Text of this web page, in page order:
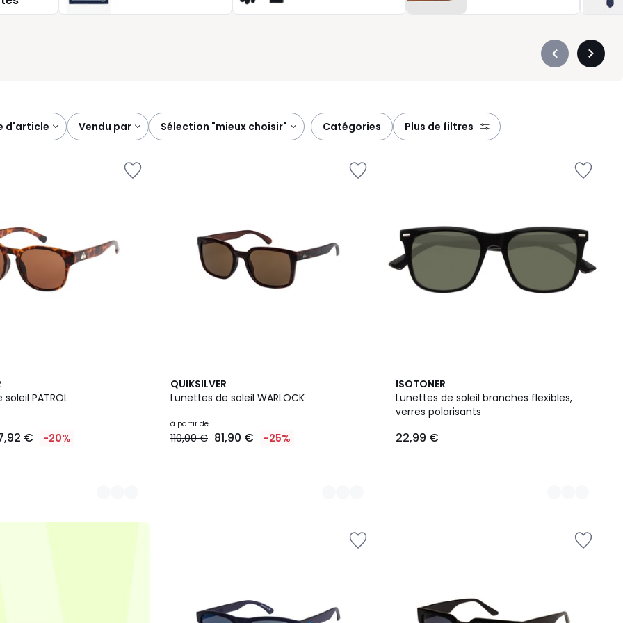
trajets de tous les jours.
Précédent
d'article vendu par sélection "mieux choisir" catégories plus de filtres
PATROL
€ -20%
QUIKSILVER
Lunettes de soleil WARLOCK
à partir de
110,00 € 81,90 € -25%
3
Couleurs
ISOTONER
Lunettes de soleil branches flexibles,
verres polarisants
22,99 €
2
Couleurs